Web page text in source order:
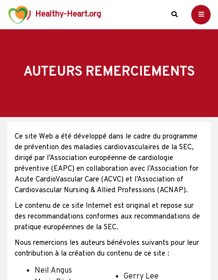
Healthy-Heart.org
AUTEURS REMERCIEMENTS
Ce site Web a été développé dans le cadre du programme
de prévention des maladies cardiovasculaires de la SEC,
dirigé par l’Association européenne de cardiologie
préventive (EAPC) en collaboration avec l’Association for
Acute CardioVascular Care (ACVC) et l’Association of
Cardiovascular Nursing & Allied Professions (ACNAP).
Le contenu de ce site Internet est original et repose sur
des recommandations conformes aux recommandations de
pratique européennes de la SEC.
Nous remercions les auteurs bénévoles suivants pour leur
contribution à la création du contenu de ce site :
Neil Angus
Gerry Lee